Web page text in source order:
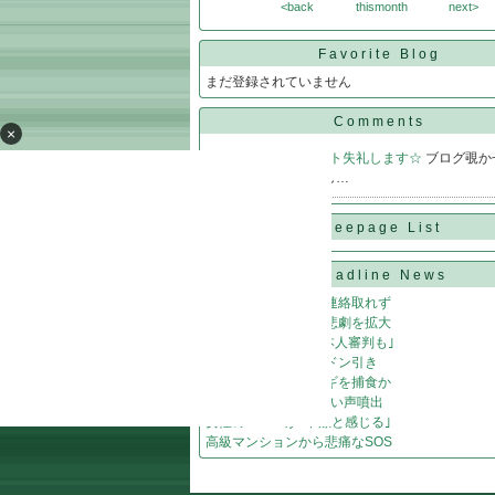
×
<back thismonth next>
Favorite Blog
まだ登録されていません
Comments
コメント失礼します☆ ブログ覗
いましたm(__)m もし…
Freepage List
Headline News
花火大会の券販売も連絡取れず
家庭内の孤立と銃が悲劇を拡大
激震 性接待疑惑｢日本人審判も｣
マツコの告白に有吉ドン引き
生態系に異変…ウサギを捕食か
NHK受信料問題 厳しい声噴出
女性の58.3％が｢不潔と感じる｣
高級マンションから悲痛なSOS